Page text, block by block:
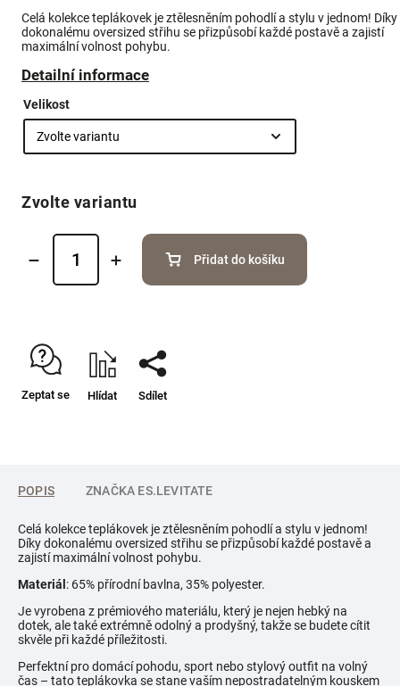
Celá kolekce teplákovek je ztělesněním pohodlí a stylu v jednom! Díky
dokonalému oversized střihu se přizpůsobí každé postavě a zajistí
maximální volnost pohybu.
Detailní informace
Velikost
Zvolte variantu
Přidat do košíku
Zeptat se Hlídat Sdílet
POPIS ZNAČKA ES.LEVITATE
Celá kolekce teplákovek je ztělesněním pohodlí a stylu v jednom!
Díky dokonalému oversized střihu se přizpůsobí každé postavě a
zajistí maximální volnost pohybu.
Materiál : 65% přírodní bavlna, 35% polyester.
Je vyrobena z prémiového materiálu, který je nejen hebký na
dotek, ale také extrémně odolný a prodyšný, takže se budete cítit
skvěle při každé příležitosti.
Perfektní pro domácí pohodu, sport nebo stylový outfit na volný
čas – tato teplákovka se stane vaším nepostradatelným kouskem